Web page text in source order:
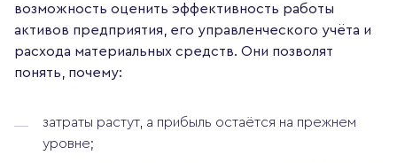
возможность оценить эффективность работы
активов предприятия, его управленческого учёта и
расхода материальных средств. Они позволят
понять, почему:
затраты растут, а прибыль остаётся на прежнем
уровне;